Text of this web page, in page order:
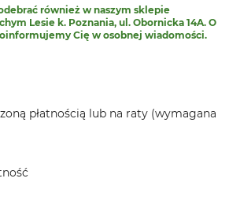
również w naszym sklepie
Lesie k. Poznania, ul. Obornicka 14A. O
Cię w osobnej wiadomości.
płatnością lub na raty (wymagana